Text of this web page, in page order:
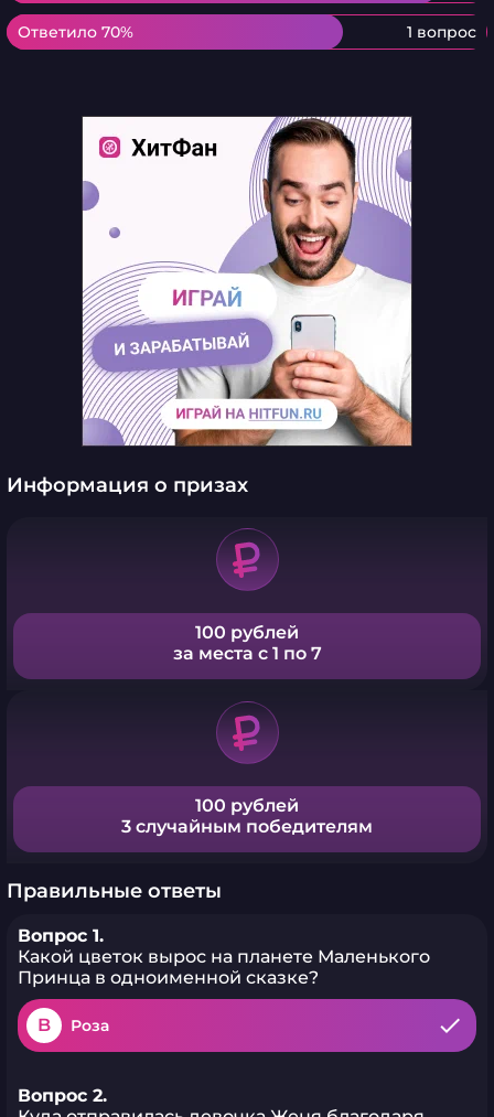
Ответило 70% 1 вопрос
Ответило 70%
Информация о призах
100 рублей
за места с 1 по 7
100 рублей
3 случайным победителям
Правильные ответы
Вопрос 1.
Какой цветок вырос на планете Маленького
Принца в одноименной сказке?
B Роза
Вопрос 2.